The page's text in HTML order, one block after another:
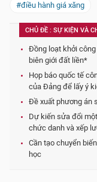
#điều hành giá xăng
CHỦ ĐỀ : SỰ KIỆN VÀ
Đồng loạt khởi
biên giới đất liền*
Họp báo quốc tế
của Đảng để lấy ý
Đề xuất phương án
Dự kiến sửa đổi
chức danh và xếp
Cần tạo chuyển
học